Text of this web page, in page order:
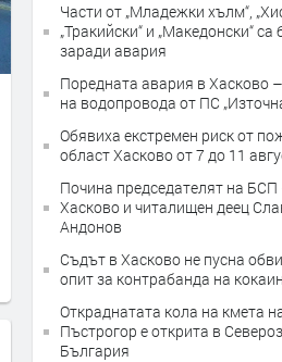
Части от „Младежки хълм“,
„Тракийски“ и „Македонски“ са
заради авария
Поредната авария в Хасково
на водопровода от ПС
Обявиха екстремен риск от
област Хасково от 7 до 11
Почина председателят на БСП
Хасково и читалищен деец
Андонов
Съдът в Хасково не пусна
опит за контрабанда на
Откраднатата кола на кмета
Пъстрогор е открита в
България